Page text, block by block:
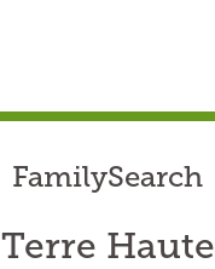
FamilySearch
Terre Haute